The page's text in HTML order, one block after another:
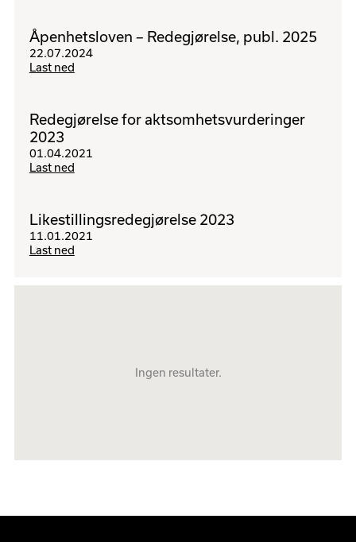
Åpenhetsloven – Redegjørelse, publ. 2025
22.07.2024
Last ned
Redegjørelse for aktsomhetsvurderinger
2023
01.04.2021
Last ned
Likestillingsredegjørelse 2023
11.01.2021
Last ned
Ingen resultater.